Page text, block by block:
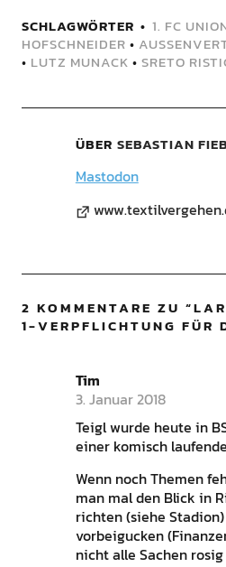
SCHLAGWÖRTER 1. FC
HOFSCHNEIDER •
• LUTZ MUNACK • SRETO
ÜBER SEBASTIAN
Mastodon
2 KOMMENTARE ZU “
1-VERPFLICHTUNG FÜR
Tim
3. Januar 2018
Teigl wurde heute in
einer komisch
Wenn noch Themen
man mal den Blick in
richten (siehe
vorbeigucken
nicht alle Sachen